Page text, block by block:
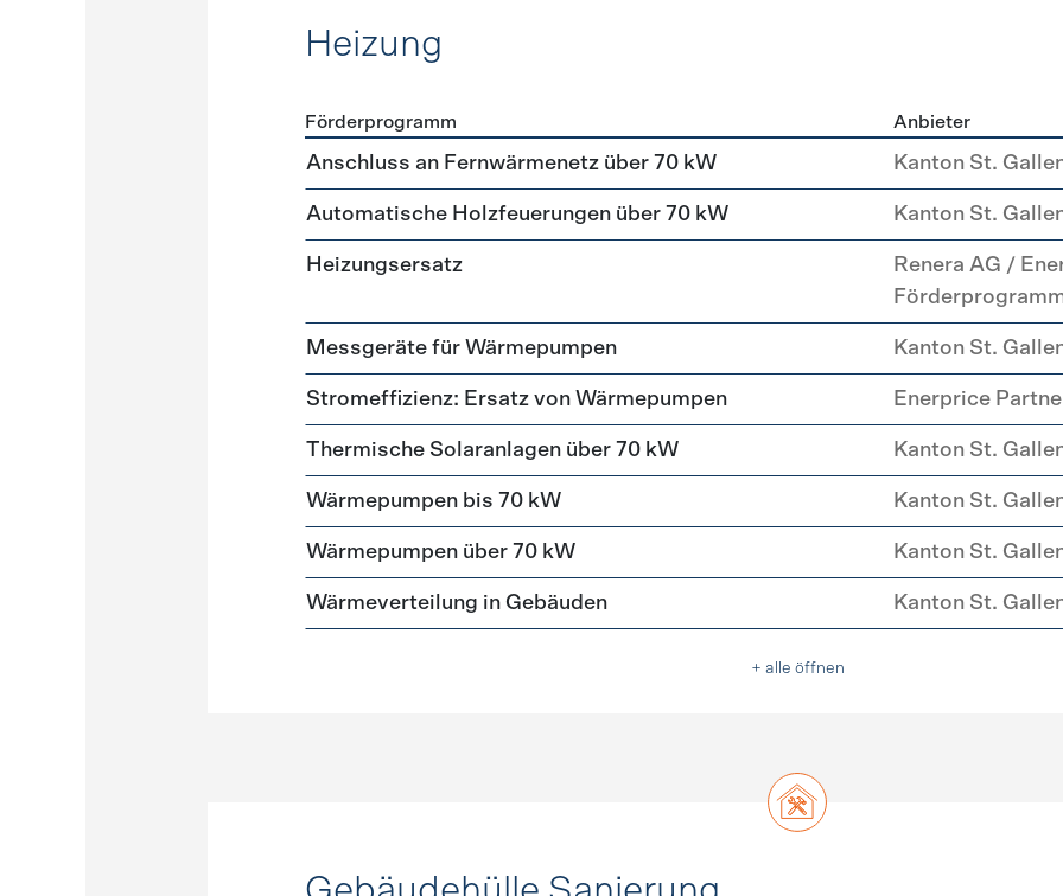
Heizung
Förderprogramme Heizung
Förderprogramm Anbieter
Anschluss an Fernwärmenetz über 70 kW Kanton St.
Automatische Holzfeuerungen über 70 kW Kanton St.
Heizungsersatz
Renera AG /
Messgeräte für Wärmepumpen Kanton St.
Stromeffizienz: Ersatz von Wärmepumpen Enerprice
Thermische Solaranlagen über 70 kW Kanton St.
Wärmepumpen bis 70 kW Kanton St.
Wärmepumpen über 70 kW Kanton St.
Wärmeverteilung in Gebäuden Kanton St.
+ alle öffnen